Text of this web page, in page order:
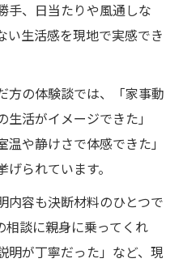
手、日当たりや風通しな
い生活感を現地で実感でき
方の体験談では、「家事動
活がイメージできた」
温や静けさで体感できた」
られています。
内容も決断材料のひとつで
相談に親身に乗ってくれ
明が丁寧だった」など、現